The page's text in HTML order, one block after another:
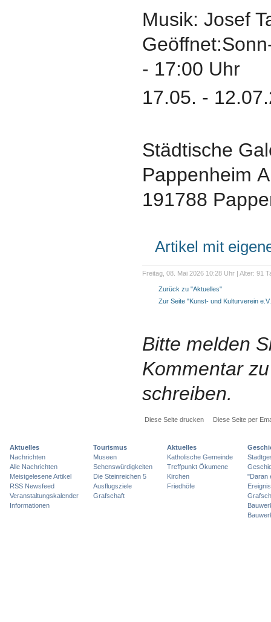
Musik: Josef
- 17:00 Uhr
17.05. -
Städtische
Pappenheim
191788
Artikel mit
Freitag, 08. Mai 2026 10:28 Uhr | Alter: 91
Zurück zu "Aktuelles"
Zur Seite "Kunst- und Kulturverein
Bitte melden
Kommentar
schreiben.
Diese Seite drucken Diese Seite per
Aktuelles
Nachrichten
Alle Nachrichten
Meistgelesene Artikel
RSS Newsfeed
Veranstaltungskalender
Informationen
Tourismus
Museen
Sehenswürdigkeiten
Die Steinreichen 5
Ausflugsziele
Grafschaft
Aktuelles
Katholische Gemeinde
Treffpunkt Ökumene
Kirchen
Friedhöfe
"Daran